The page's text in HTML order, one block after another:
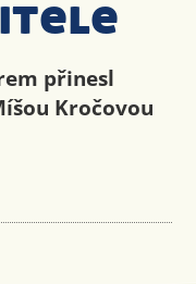
přinesl
Kročovou